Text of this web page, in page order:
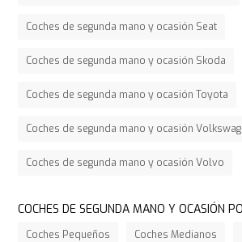
Coches de segunda mano y ocasión Seat
Coches de segunda mano y ocasión Skoda
Coches de segunda mano y ocasión Toyota
Coches de segunda mano y ocasión
Coches de segunda mano y ocasión Volvo
COCHES DE SEGUNDA MANO Y OCASIÓN
Coches Pequeños Coches Medianos